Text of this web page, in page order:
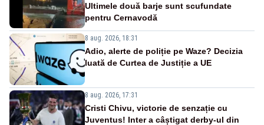
Ultimele două barje sunt scufundate
pentru Cernavodă
8 aug. 2026, 18:31
Adio, alerte de poliție pe Waze? Decizia
luată de Curtea de Justiție a UE
8 aug. 2026, 17:31
Cristi Chivu, victorie de senzație cu
Juventus! Inter a câștigat derby-ul din